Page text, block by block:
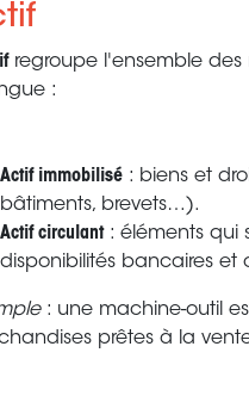
regroupe l'ensemble des
:
Actif immobilisé : biens et
bâtiments, brevets…).
Actif circulant: éléments qui
disponibilités bancaires et
: une machine-outil
prêtes à la